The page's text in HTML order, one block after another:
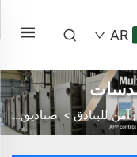
AR
للبنادق>صناديق أمان المسدسات